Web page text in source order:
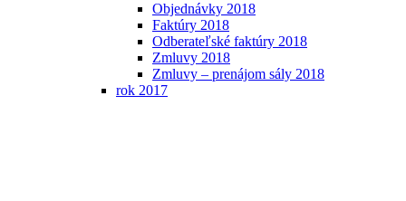
Objednávky 2018
Faktúry 2018
Odberateľské faktúry 2018
Zmluvy 2018
Zmluvy – prenájom sály 2018
rok 2017